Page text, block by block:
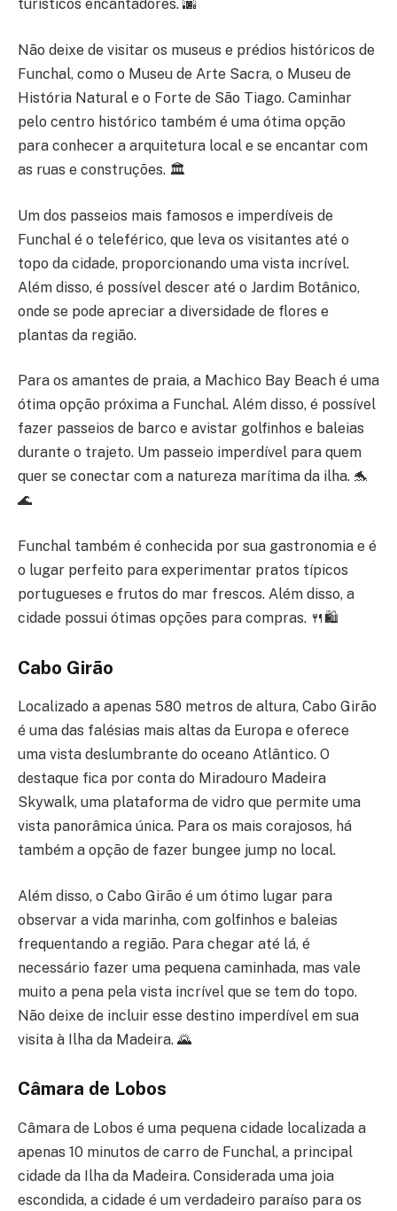
turísticos encantadores. 🌆
Não deixe de visitar os museus e prédios históricos de
Funchal, como o Museu de Arte Sacra, o Museu de
História Natural e o Forte de São Tiago. Caminhar
pelo centro histórico também é uma ótima opção
para conhecer a arquitetura local e se encantar com
as ruas e construções. 🏛️
Um dos passeios mais famosos e imperdíveis de
Funchal é o teleférico, que leva os visitantes até o
topo da cidade, proporcionando uma vista incrível.
Além disso, é possível descer até o Jardim Botânico,
onde se pode apreciar a diversidade de flores e
plantas da região.
Para os amantes de praia, a Machico Bay Beach é uma
ótima opção próxima a Funchal. Além disso, é possível
fazer passeios de barco e avistar golfinhos e baleias
durante o trajeto. Um passeio imperdível para quem
quer se conectar com a natureza marítima da ilha. 🐬
🌊
Funchal também é conhecida por sua gastronomia e é
o lugar perfeito para experimentar pratos típicos
portugueses e frutos do mar frescos. Além disso, a
cidade possui ótimas opções para compras. 🍴🛍️
Cabo Girão
Localizado a apenas 580 metros de altura, Cabo Girão
é uma das falésias mais altas da Europa e oferece
uma vista deslumbrante do oceano Atlântico. O
destaque fica por conta do Miradouro Madeira
Skywalk, uma plataforma de vidro que permite uma
vista panorâmica única. Para os mais corajosos, há
também a opção de fazer bungee jump no local.
Além disso, o Cabo Girão é um ótimo lugar para
observar a vida marinha, com golfinhos e baleias
frequentando a região. Para chegar até lá, é
necessário fazer uma pequena caminhada, mas vale
muito a pena pela vista incrível que se tem do topo.
Não deixe de incluir esse destino imperdível em sua
visita à Ilha da Madeira. 🌄
Câmara de Lobos
Câmara de Lobos é uma pequena cidade localizada a
apenas 10 minutos de carro de Funchal, a principal
cidade da Ilha da Madeira. Considerada uma joia
escondida, a cidade é um verdadeiro paraíso para os